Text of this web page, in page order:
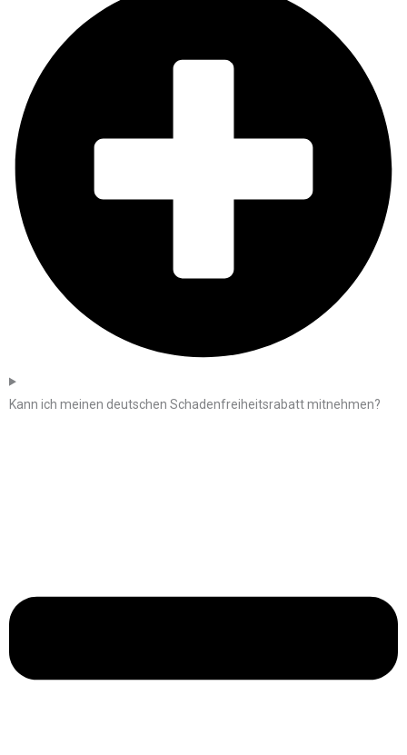
Kann ich meinen deutschen Schadenfreiheitsrabatt mitnehmen?